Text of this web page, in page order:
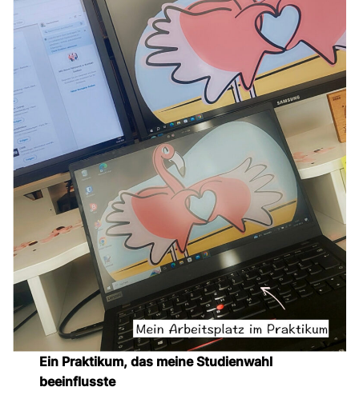
Ein Praktikum, das meine Studienwahl
beeinflusste